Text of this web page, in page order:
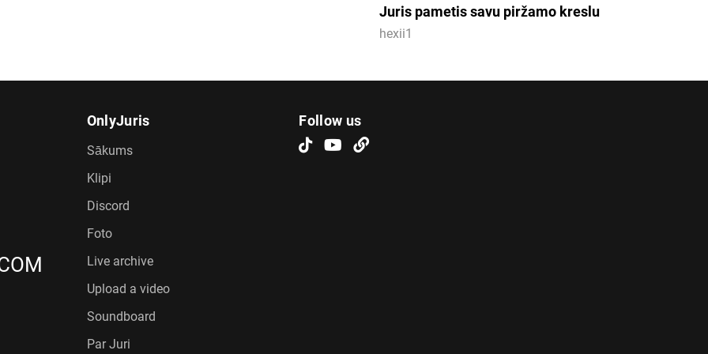
Juris pametis savu piržamo kreslu
hexii1
OnlyJuris
Sākums
Klipi
Discord
Foto
Live archive
Upload a video
Soundboard
Par Juri
Follow us